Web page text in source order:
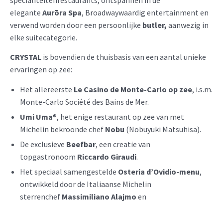
elegante Aurōra Spa, Broadwaywaardig entertainment en
verwend worden door een persoonlijke butler, aanwezig in
elke suitecategorie.
CRYSTAL is bovendien de thuisbasis van een aantal unieke
ervaringen op zee:
Het allereerste Le Casino de Monte-Carlo op zee, i.s.m.
Monte-Carlo Société des Bains de Mer.
Umi Uma®, het enige restaurant op zee van met
Michelin bekroonde chef Nobu (Nobuyuki Matsuhisa).
De exclusieve Beefbar, een creatie van
topgastronoom Riccardo Giraudi.
Het speciaal samengestelde Osteria d’Ovidio-menu,
ontwikkeld door de Italiaanse Michelin
sterrenchef Massimiliano Alajmo en